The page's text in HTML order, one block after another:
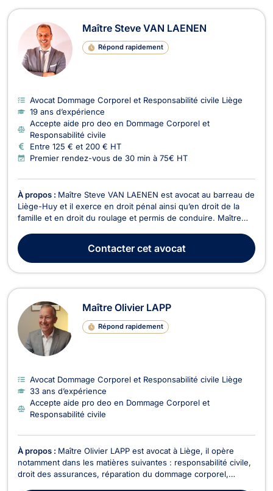
Maître Steve VAN LAENEN
Répond rapidement
Avocat Dommage Corporel et Responsabilité civile Liège
19 ans d’expérience
Accepte aide pro deo en Dommage Corporel et
Responsabilité civile
Entre 125 € et 200 € HT
Premier rendez-vous de 30 min à 75€ HT
À propos : Maître Steve VAN LAENEN est avocat au barreau de
Liège-Huy et il exerce en droit pénal ainsi qu’en droit de la
famille et en droit du roulage et permis de conduire. Maître
général mais aussi de la réparation du dommage corporel. De
ce fait, il est en mesure d’interv...
Contactercet avocat
Maître Olivier LAPP
Répond rapidement
Avocat Dommage Corporel et Responsabilité civile Liège
33 ans d’expérience
Accepte aide pro deo en Dommage Corporel et
Responsabilité civile
À propos : Maître Olivier LAPP est avocat à Liège, il opère
notamment dans les matières suivantes : responsabilité civile,
droit des assurances, réparation du dommage corporel,